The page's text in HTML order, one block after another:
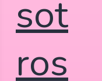
sot
ros